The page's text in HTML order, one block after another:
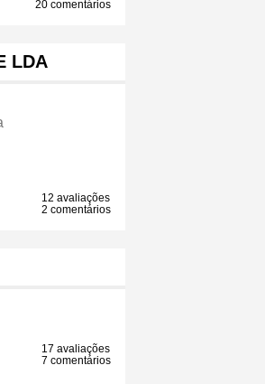
20 comentários
LDA
12 avaliações
2 comentários
17 avaliações
7 comentários